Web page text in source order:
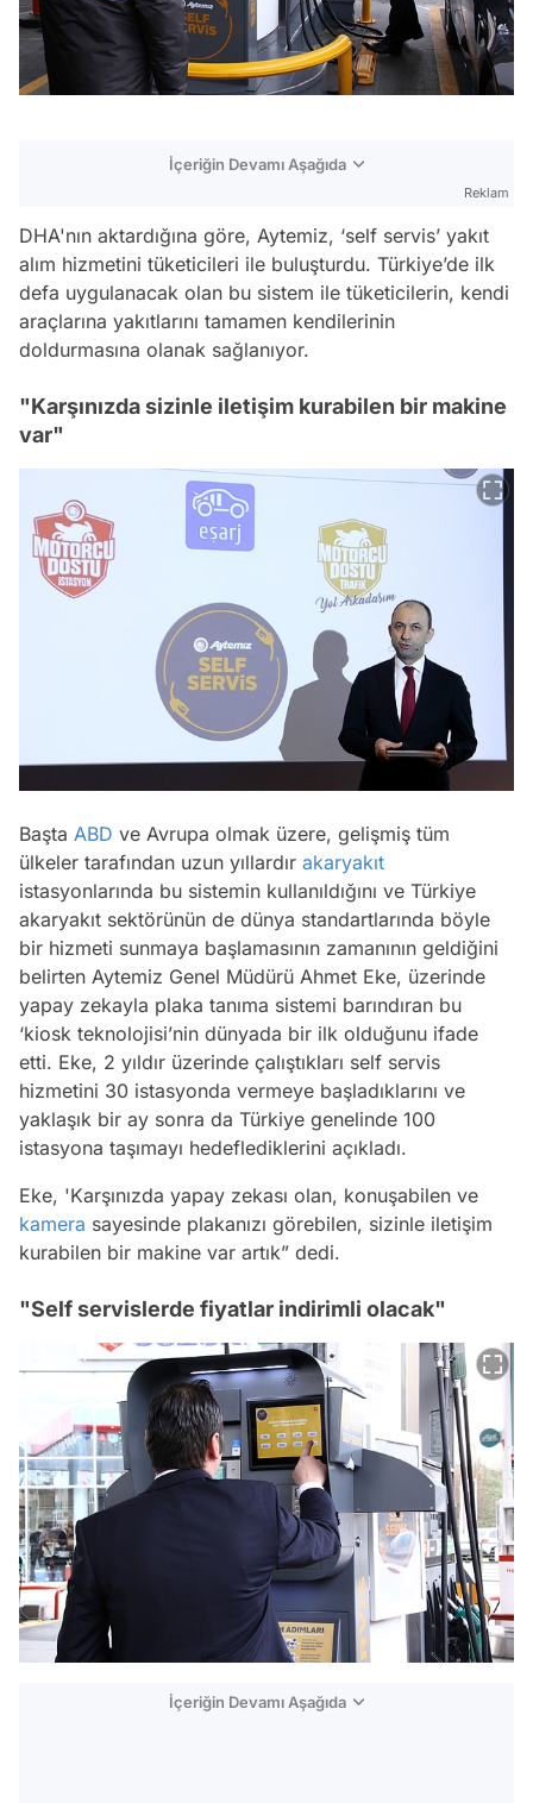
İçeriğin Devamı Aşağıda
Reklam
DHA'nın aktardığına göre, Aytemiz, ‘self servis’ yakıt
alım hizmetini tüketicileri ile buluşturdu. Türkiye’de ilk
defa uygulanacak olan bu sistem ile tüketicilerin, kendi
araçlarına yakıtlarını tamamen kendilerinin
doldurmasına olanak sağlanıyor.
"Karşınızda sizinle iletişim kurabilen bir makine
var"
Başta ABD ve Avrupa olmak üzere, gelişmiş tüm
ülkeler tarafından uzun yıllardır akaryakıt
istasyonlarında bu sistemin kullanıldığını ve Türkiye
akaryakıt sektörünün de dünya standartlarında böyle
bir hizmeti sunmaya başlamasının zamanının geldiğini
belirten Aytemiz Genel Müdürü Ahmet Eke, üzerinde
yapay zekayla plaka tanıma sistemi barındıran bu
‘kiosk teknolojisi’nin dünyada bir ilk olduğunu ifade
etti. Eke, 2 yıldır üzerinde çalıştıkları self servis
hizmetini 30 istasyonda vermeye başladıklarını ve
yaklaşık bir ay sonra da Türkiye genelinde 100
istasyona taşımayı hedeflediklerini açıkladı.
Eke, 'Karşınızda yapay zekası olan, konuşabilen ve
kamera sayesinde plakanızı görebilen, sizinle iletişim
kurabilen bir makine var artık” dedi.
"Self servislerde fiyatlar indirimli olacak"
İçeriğin Devamı Aşağıda